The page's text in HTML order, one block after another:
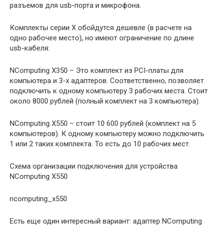
разъемов для usb-порта и микрофона.
Комплекты серии X обойдутся дешевле (в расчете на
одно рабочее место), но имеют ограничение по длине
usb-кабеля:
NComputing X350 – Это комплект из PCI-платы для
компьютера и 3-х адаптеров. Соответственно, позволяет
подключить к одному компьютеру 3 рабочих места. Стоит
около 8000 рублей (полный комплект на 3 компьютера).
NComputing X550 – стоит 10 600 рублей (комплект на 5
компьютеров). К одному компьютеру можно подключить
1 или 2 таких комплекта. То есть до 10 рабочих мест.
Схема организации подключения для устройства
NComputing X550
ncomputing_x550
Есть еще один интересный вариант: адаптер NComputing